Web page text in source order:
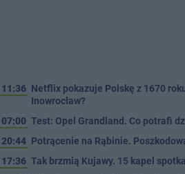
11:36 Netflix pokazuje Polskę z 1670
Inowrocław?
07:00 Test: Opel Grandland. Co potrafi
20:44 Potrącenie na Rąbinie.
17:36 Tak brzmią Kujawy. 15 kapel